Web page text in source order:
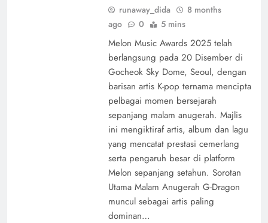
runaway_dida
8 months
ago
0 5 mins
Melon Music Awards 2025 telah
berlangsung pada 20 Disember di
Gocheok Sky Dome, Seoul, dengan
barisan artis K-pop ternama mencipta
pelbagai momen bersejarah
sepanjang malam anugerah. Majlis
ini mengiktiraf artis, album dan lagu
yang mencatat prestasi cemerlang
serta pengaruh besar di platform
Melon sepanjang setahun. Sorotan
Utama Malam Anugerah G-Dragon
muncul sebagai artis paling
dominan…